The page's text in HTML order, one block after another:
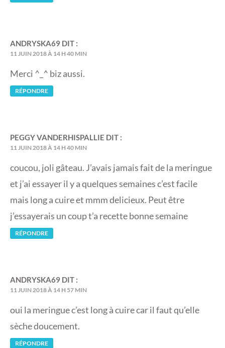
ANDRYSKA69 DIT :
11 JUIN 2018 À 14 H 40 MIN
Merci ^_^ biz aussi.
RÉPONDRE
PEGGY VANDERHISPALLIE DIT :
11 JUIN 2018 À 14 H 40 MIN
coucou, joli gâteau. J’avais jamais fait de la meringue
et j’ai essayer il y a quelques semaines c’est facile
mais long a cuire et mmm delicieux. Peut être
j’essayerais un coup t’a recette bonne semaine
RÉPONDRE
ANDRYSKA69 DIT :
11 JUIN 2018 À 14 H 57 MIN
oui la meringue c’est long à cuire car il faut qu’elle
sèche doucement.
RÉPONDRE